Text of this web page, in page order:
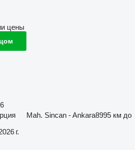
цены
Mah. Sincan - Ankara8995 км до
г.